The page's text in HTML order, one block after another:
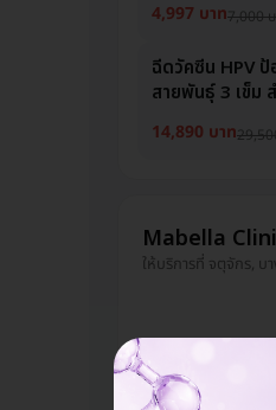
4,997 บาท7,000
ฉีดวัคซีน HPV
สายพันธุ์ 3 เข็ม
14,890 บาท
Mabella
ให้บริการที่ จตุจักร,
ฉีดวัคซีน HPV ป้
พันธุ์ 1 เข็ม สำห